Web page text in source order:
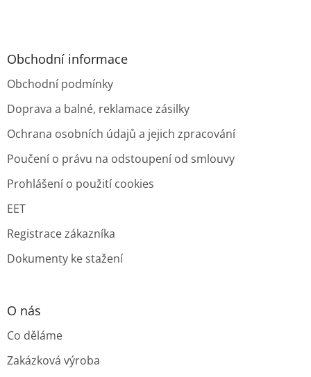
Obchodní informace
Obchodní podmínky
Doprava a balné, reklamace zásilky
Ochrana osobních údajů a jejich zpracování
Poučení o právu na odstoupení od smlouvy
Prohlášení o použití cookies
EET
Registrace zákazníka
Dokumenty ke stažení
O nás
Co děláme
Zakázková výroba